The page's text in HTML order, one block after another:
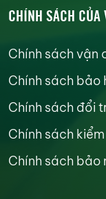
CHÍNH SÁCH
Chính sách vận
Chính sách bảo
Chính sách đổi
Chính sách
Chính sách bảo